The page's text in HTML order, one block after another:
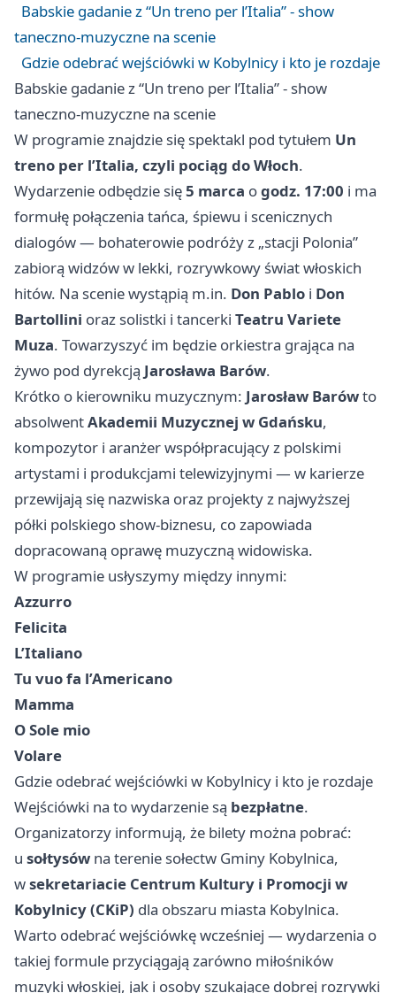
Babskie gadanie z “Un treno per l’Italia” - show
taneczno-muzyczne na scenie
Gdzie odebrać wejściówki w Kobylnicy i kto je rozdaje
Babskie gadanie z “Un treno per l’Italia” - show
taneczno-muzyczne na scenie
W programie znajdzie się spektakl pod tytułem Un
treno per l’Italia, czyli pociąg do Włoch.
Wydarzenie odbędzie się5 marca ogodz. 17:00 i ma
formułę połączenia tańca, śpiewu i scenicznych
dialogów — bohaterowie podróży z „stacji Polonia”
zabiorą widzów w lekki, rozrywkowy świat włoskich
hitów. Na scenie wystąpią m.in. Don Pablo i Don
Bartollini oraz solistki i tancerki Teatru Variete
Muza. Towarzyszyć im będzie orkiestra grająca na
żywo pod dyrekcją Jarosława Barów.
Krótko o kierowniku muzycznym: Jarosław Barówto
absolwentAkademii Muzycznej w Gdańsku,
kompozytor i aranżer współpracujący z polskimi
artystami i produkcjami telewizyjnymi — w karierze
przewijają się nazwiska oraz projekty z najwyższej
półki polskiego show-biznesu, co zapowiada
dopracowaną oprawę muzyczną widowiska.
W programie usłyszymy między innymi:
Azzurro
Felicita
L’Italiano
Tu vuo fa l’Americano
Mamma
O Sole mio
Volare
Gdzie odebrać wejściówki w Kobylnicy i kto je rozdaje
Wejściówki na to wydarzenie są bezpłatne.
Organizatorzy informują, że bilety można pobrać:
u sołtysów na terenie sołectw Gminy Kobylnica,
wsekretariacie Centrum Kultury i Promocji w
Kobylnicy (CKiP) dla obszaru miasta Kobylnica.
Warto odebrać wejściówkę wcześniej — wydarzenia o
takiej formule przyciągają zarówno miłośników
muzyki włoskiej, jak i osoby szukające dobrej rozrywki